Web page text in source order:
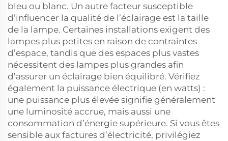
bleu ou blanc. Un autre facteur susceptible
d’influencer la qualité de l’éclairage est la taille
de la lampe. Certaines installations exigent des
lampes plus petites en raison de contraintes
d’espace, tandis que des espaces plus vastes
nécessitent des lampes plus grandes afin
d’assurer un éclairage bien équilibré. Vérifiez
également la puissance électrique (en watts) :
une puissance plus élevée signifie généralement
une luminosité accrue, mais aussi une
consommation d’énergie supérieure. Si vous êtes
sensible aux factures d’électricité, privilégiez